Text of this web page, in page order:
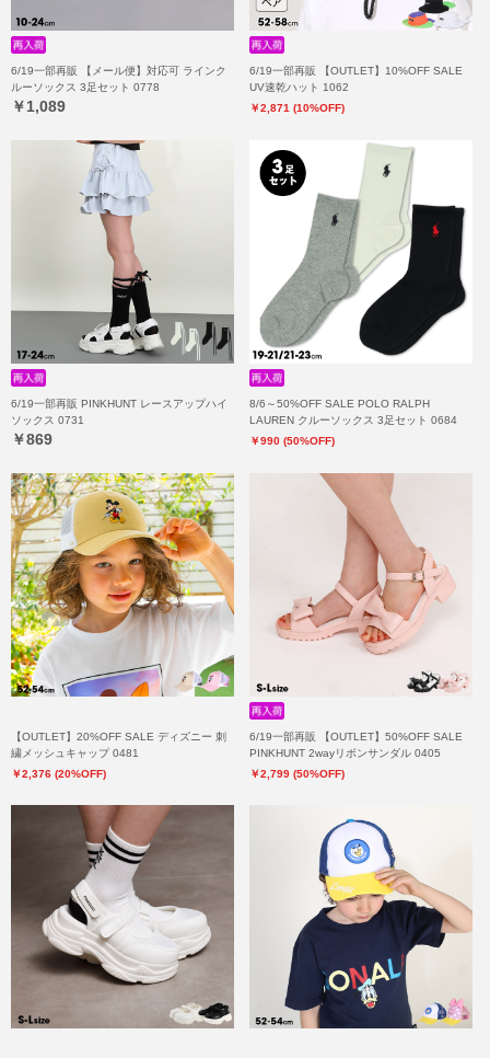
6/19一部再販 【メール便】対応可 ラインク
ルーソックス 3足セット 0778
￥1,089
6/19一部再販 【OUTLET】10%OFF SALE
UV速乾ハット 1062
￥2,871 (10%OFF)
6/19一部再販 PINKHUNT レースアップハイ
ソックス 0731
￥869
8/6～50%OFF SALE POLO RALPH
LAUREN クルーソックス 3足セット 0684
￥990 (50%OFF)
【OUTLET】20%OFF SALE ディズニー 刺
繍メッシュキャップ 0481
￥2,376 (20%OFF)
6/19一部再販 【OUTLET】50%OFF SALE
PINKHUNT 2wayリボンサンダル 0405
￥2,799 (50%OFF)